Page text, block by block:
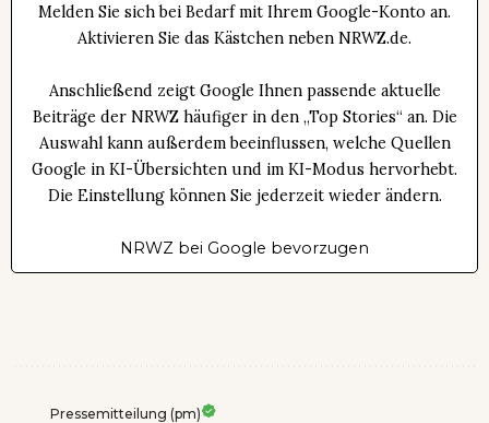
Melden Sie sich bei Bedarf mit Ihrem Google-Konto an.
Aktivieren Sie das Kästchen neben NRWZ.de.
Anschließend zeigt Google Ihnen passende aktuelle
Beiträge der NRWZ häufiger in den „Top Stories“ an. Die
Auswahl kann außerdem beeinflussen, welche Quellen
Google in KI-Übersichten und im KI-Modus hervorhebt.
Die Einstellung können Sie jederzeit wieder ändern.
NRWZ bei Google bevorzugen
Pressemitteilung (pm)